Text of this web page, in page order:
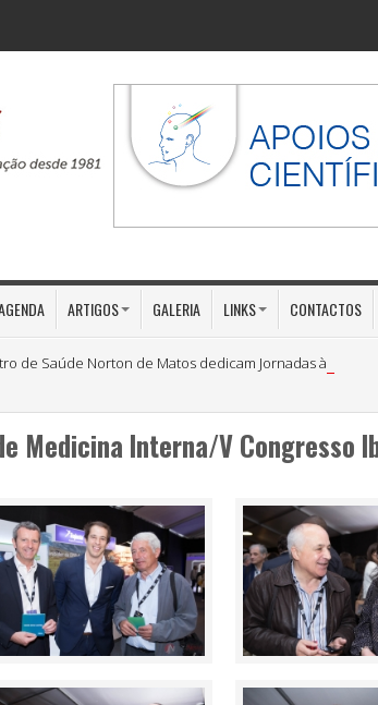
ARTIGOS GALERIA LINKS CONTACTOS
de Saúde Norton de Matos dedicam Jornadas à
Medicina Interna/V Congresso